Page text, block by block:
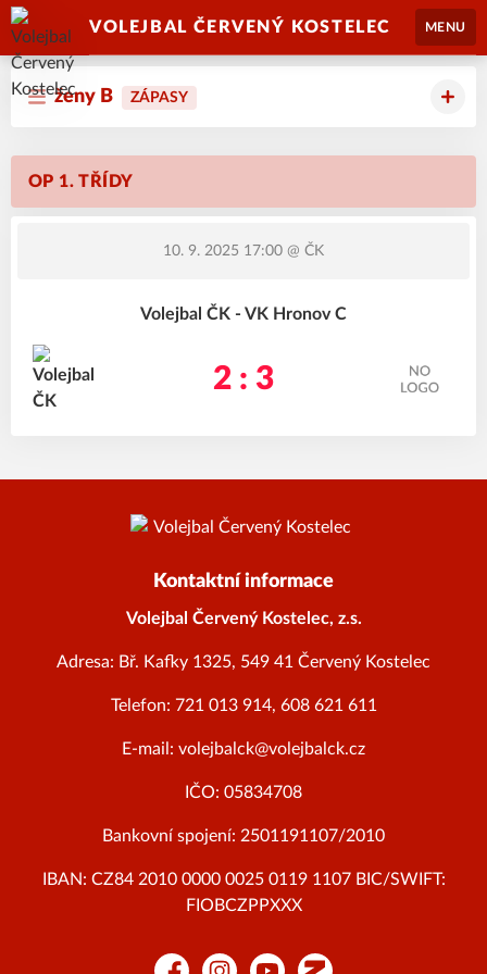
VOLEJBAL ČERVENÝ KOSTELEC MENU
ženy B ZÁPASY
OP 1. TŘÍDY
10. 9. 2025 17:00 @ ČK
Volejbal ČK - VK Hronov C
2 : 3
Kontaktní informace
Volejbal Červený Kostelec, z.s.
Adresa: Bř. Kafky 1325, 549 41 Červený Kostelec
Telefon: 721 013 914, 608 621 611
E-mail: volejbalck@volejbalck.cz
IČO: 05834708
Bankovní spojení: 2501191107/2010
IBAN: CZ84 2010 0000 0025 0119 1107 BIC/SWIFT:
FIOBCZPPXXX